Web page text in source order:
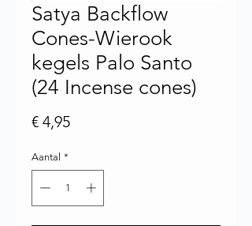
Satya Backflow
Cones-Wierook
kegels Palo Santo
(24 Incense cones)
€ 4,95Prijs
Aantal *